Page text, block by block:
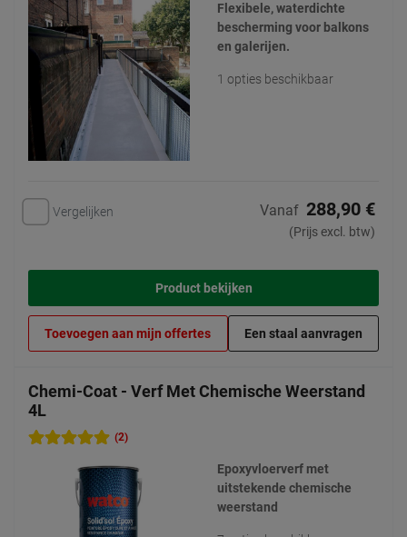
Flexibele, waterdichte
bescherming voor balkons
en galerijen.
1 opties beschikbaar
Vergelijken Vanaf 288,90 €
(Prijs excl. btw)
Product bekijken
Toevoegen aan mijn offertes Een staal aanvragen
Chemi-Coat - Verf Met Chemische Weerstand
4L
(2)
Epoxyvloerverf met
uitstekende chemische
weerstand